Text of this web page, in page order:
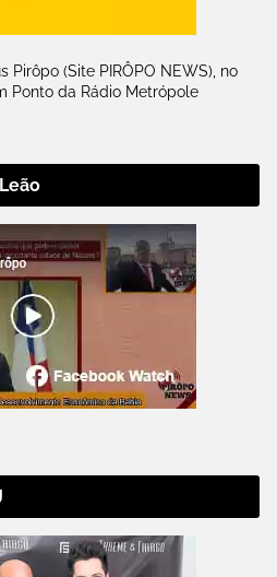
Pirôpo (Site PIRÔPO NEWS), no
Ponto da Rádio Metrópole